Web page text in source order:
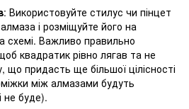
: Використовуйте стилус чи пінцет
і розміщуйте його на
схемі. Важливо правильно
квадратик рівно лягав та не
придасть ще більшої цілісності
між алмазами будуть
не буде).